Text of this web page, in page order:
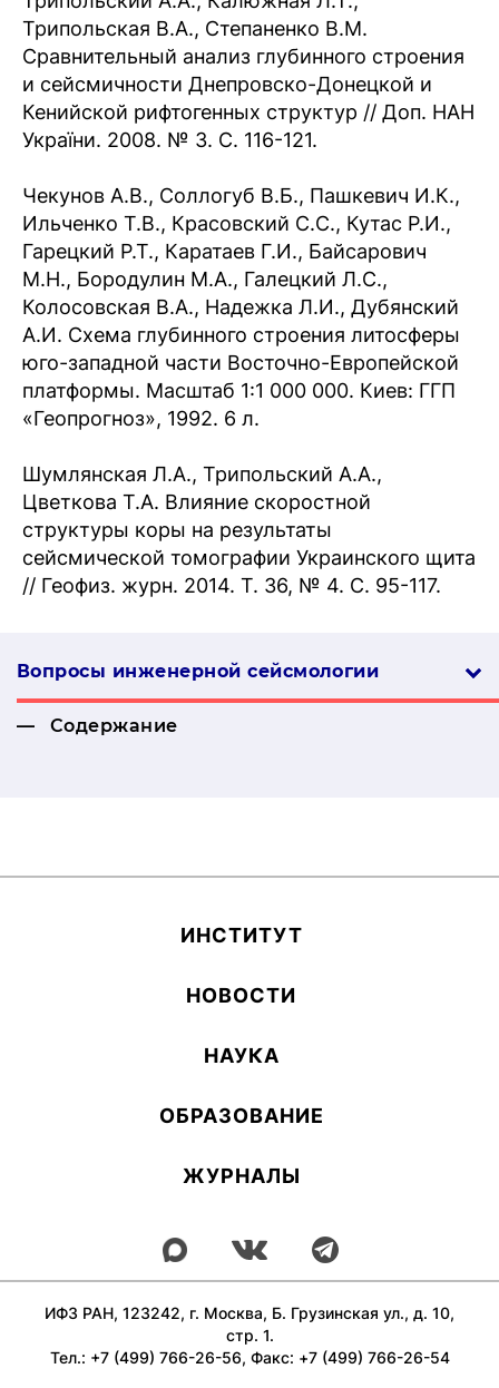
Трипольская В.А., Степаненко В.М.
Сравнительный анализ глубинного строения
и сейсмичности Днепровско-Донецкой и
Кенийской рифтогенных структур // Доп. НАН
України. 2008. № 3. С. 116-121.
Чекунов А.В., Соллогуб В.Б., Пашкевич И.К.,
Ильченко Т.В., Красовский С.С., Кутас Р.И.,
Гарецкий Р.Т., Каратаев Г.И., Байсарович
М.Н., Бородулин М.А., Галецкий Л.С.,
Колосовская В.А., Надежка Л.И., Дубянский
А.И. Схема глубинного строения литосферы
юго-западной части Восточно-Европейской
платформы. Масштаб 1:1 000 000. Киев: ГГП
«Геопрогноз», 1992. 6 л.
Шумлянская Л.А., Трипольский А.А.,
Цветкова Т.А. Влияние скоростной
структуры коры на результаты
сейсмической томографии Украинского щита
// Геофиз. журн. 2014. Т. 36, № 4. С. 95-117.
Вопросы инженерной сей­смо­логии
Содержание
ИН­СТИ­ТУТ
НОВОСТИ
НАУКА
ОБ­РА­ЗОВА­НИЕ
ЖУРНАЛЫ
ИФЗ РАН, 123242, г. Москва, Б. Грузинская ул., д. 10,
стр. 1.
Тел.: +7 (499) 766-26-56, Факс: +7 (499) 766-26-54